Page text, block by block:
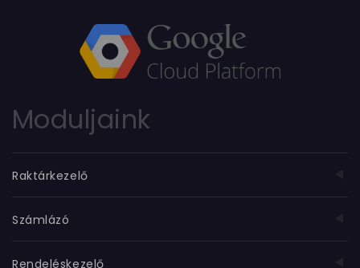
Moduljaink
Raktárkezelő
Számlázó
Rendeléskezelő